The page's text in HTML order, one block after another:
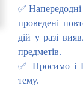
проведені
дій у разі
предметів.
✅ Просимо і
тему.